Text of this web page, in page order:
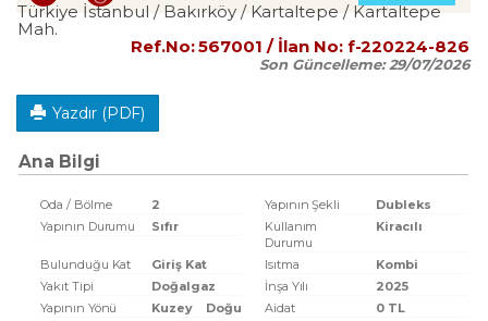
Türkiye İstanbul / Bakırköy/ Kartaltepe / Kartaltepe
Mah.
Ref.No:567001 / İlan No: f-220224-826
Son Güncelleme:29/07/2026
Yazdır (PDF)
Ana Bilgi
Oda / Bölme 2 Yapının Şekli
Dubleks
Yapının Durumu
Sıfır
Kullanım
Durumu
Kiracılı
Bulunduğu Kat Giriş Kat Isıtma
Kombi
Yakıt Tipi
Doğalgaz İnşa Yılı
2025
Yapının Yönü
Kuzey Doğu Aidat
0 TL